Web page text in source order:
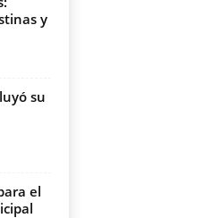
y
su
el